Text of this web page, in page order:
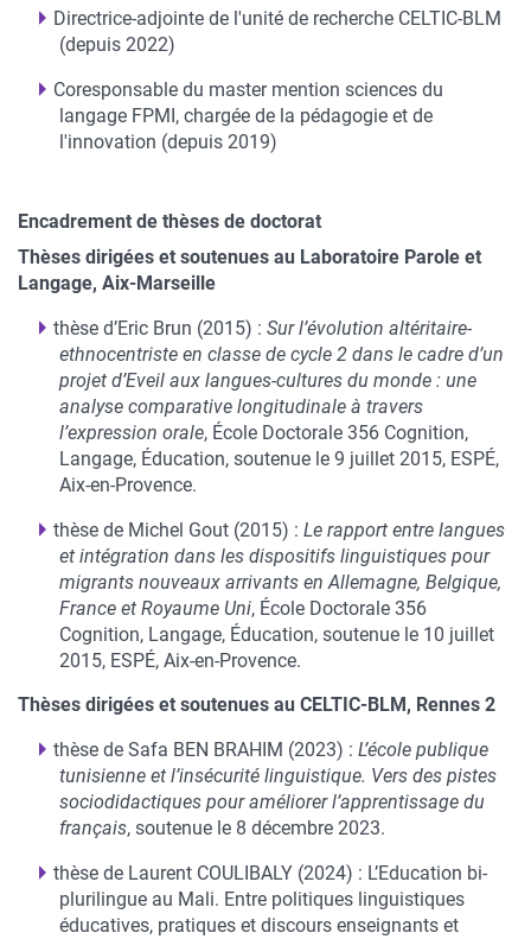
Directrice-adjointe de l'unité de recherche CELTIC-BLM
(depuis 2022)
Coresponsable du master mention sciences du
langage FPMI, chargée de la pédagogie et de
l'innovation (depuis 2019)
Encadrement de thèses de doctorat
Thèses dirigées et soutenues au Laboratoire Parole et
Langage, Aix-Marseille
thèse d’Eric Brun (2015) : Sur l’évolution altéritaire-
ethnocentriste en classe de cycle 2 dans le cadre d’un
projet d’Eveil aux langues-cultures du monde : une
analyse comparative longitudinale à travers
l’expression orale, École Doctorale 356 Cognition,
Langage, Éducation, soutenue le 9 juillet 2015, ESPÉ,
Aix-en-Provence.
thèse de Michel Gout (2015) : Le rapport entre langues
et intégration dans les dispositifs linguistiques pour
migrants nouveaux arrivants en Allemagne, Belgique,
France et Royaume Uni, École Doctorale 356
Cognition, Langage, Éducation, soutenue le 10 juillet
2015, ESPÉ, Aix-en-Provence.
Thèses dirigées et soutenues au CELTIC-BLM, Rennes 2
thèse de Safa BEN BRAHIM (2023) : L’école publique
tunisienne et l’insécurité linguistique. Vers des pistes
sociodidactiques pour améliorer l’apprentissage du
français, soutenue le 8 décembre 2023.
thèse de Laurent COULIBALY (2024) : L’Education bi-
plurilingue au Mali. Entre politiques linguistiques
éducatives, pratiques et discours enseignants et